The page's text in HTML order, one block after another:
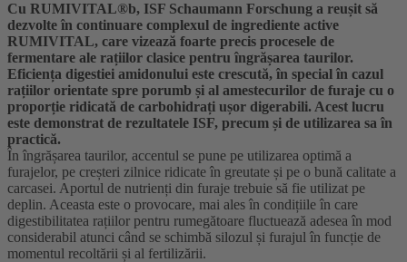
Cu RUMIVITAL®b, ISF Schaumann Forschung a reușit să
dezvolte în continuare complexul de ingrediente active
RUMIVITAL, care vizează foarte precis procesele de
fermentare ale rațiilor clasice pentru îngrășarea taurilor.
Eficiența digestiei amidonului este crescută, în special în cazul
rațiilor orientate spre porumb și al amestecurilor de furaje cu o
proporție ridicată de carbohidrați ușor digerabili. Acest lucru
este demonstrat de rezultatele ISF, precum și de utilizarea sa în
practică.
În îngrășarea taurilor, accentul se pune pe utilizarea optimă a
furajelor, pe creșteri zilnice ridicate în greutate și pe o bună calitate a
carcasei. Aportul de nutrienți din furaje trebuie să fie utilizat pe
deplin. Aceasta este o provocare, mai ales în condițiile în care
digestibilitatea rațiilor pentru rumegătoare fluctuează adesea în mod
considerabil atunci când se schimbă silozul și furajul în funcție de
momentul recoltării și al fertilizării.